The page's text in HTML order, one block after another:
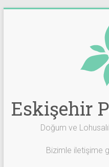
Eskişehir
Doğum ve
Bizimle iletişime